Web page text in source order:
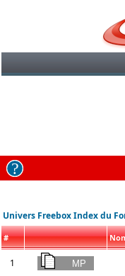
Univers Freebox Index du
#
1